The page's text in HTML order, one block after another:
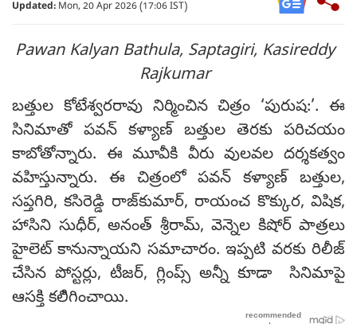
Updated: Mon, 20 Apr 2026 (17:06 IST)
Pawan Kalyan Bathula, Saptagiri, Kasireddy
Rajkumar
బత్తుల కోటేశ్వరరావు నిర్మించిన చిత్రం ‘పురుష:’. ఈ
సినిమాతో పవన్ కళ్యాణ్ బత్తుల తెరకు పరిచయం
కాబోతోన్నారు. ఈ మూవీకి వీరు వులవల దర్శకత్వం
వహిస్తున్నారు. ఈ చిత్రంలో పవన్ కళ్యాణ్ బత్తుల,
సప్తగిరి, కసిరెడ్డి రాజ్‌కుమార్, రాయంచ కొక్కుర, విషిక,
హాసిని సుధీర్, అనంత్ శ్రీరామ్, వెన్నెల కిషోర్ పాత్రలు
హైలెట్ కానున్నాయని సమాచారం. ఇప్పటి వరకు రిలీజ్
చేసిన పోస్టర్లు, టీజర్, గ్లింప్స్ అన్నీ కూడా సినిమాపై
ఆసక్తి కలిిగించాయి.